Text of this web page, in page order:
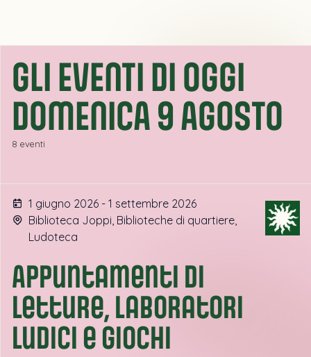
GLI EVENTI DI OGGI
DOMENICA 9 AGOSTO
8 eventi
1 giugno 2026 - 1 settembre 2026
Biblioteca Joppi, Biblioteche di quartiere,
Ludoteca
Appuntamenti di
letture, laboratori
ludici e giochi